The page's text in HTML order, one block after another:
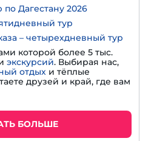
Дагестану 2026
тур
– четырехдневный тур
которой более 5 тыс.
экскурсий. Выбирая нас,
отдых и тёплые
друзей и край, где вам
БОЛЬШЕ